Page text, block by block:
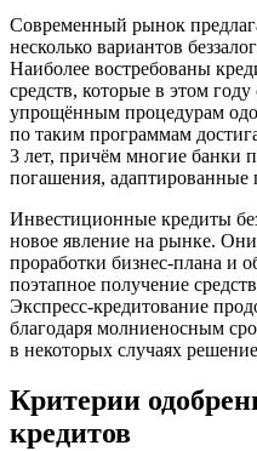
Современный рынок
несколько вариантов
Наиболее востребованы
средств, которые в этом
упрощённым процедурам
по таким программам
3 лет, причём многие банки
погашения, адаптированные
Инвестиционные кредиты
новое явление на рынке.
проработки бизнес-плана и
поэтапное получение
Экспресс-кредитование
благодаря молниеносным
в некоторых случаях
Критерии
кредитов